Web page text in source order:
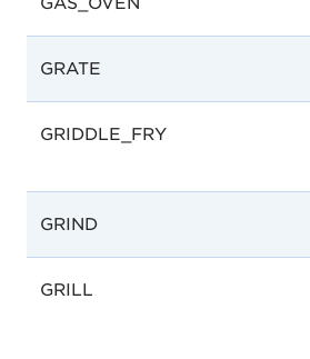
GRATE
GRIDDLE_FRY
GRIND
GRILL